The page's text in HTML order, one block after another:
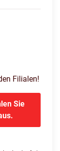
Filialen!
Sie